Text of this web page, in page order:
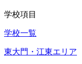
学校項目
学校一覧
東大門・江東エリア